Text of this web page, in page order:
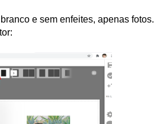
e sem enfeites, apenas fotos.